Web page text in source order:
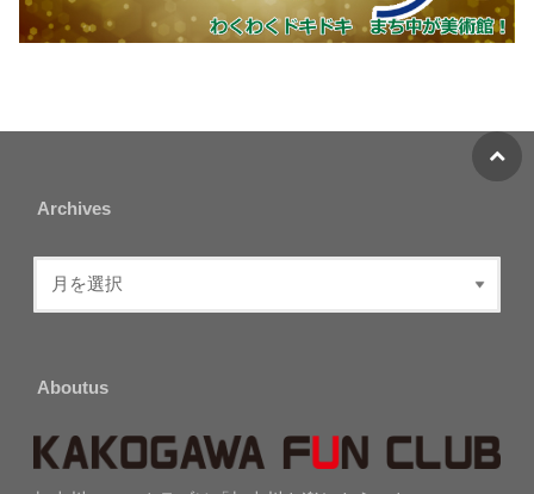
Archives
Aboutus